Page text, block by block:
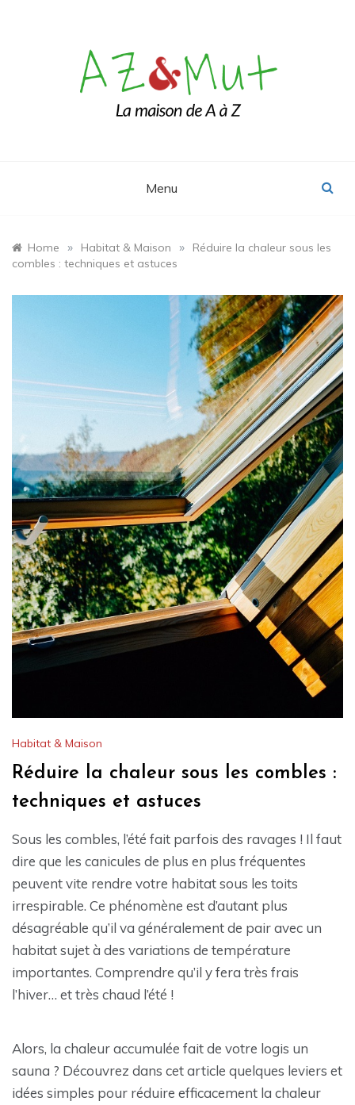
Menu
Home » Habitat & Maison »
Réduire la chaleur sous les
combles : techniques et astuces
Habitat & Maison
Réduire la chaleur sous les combles :
techniques et astuces
Sous les combles, l’été fait parfois des ravages ! Il faut
dire que les canicules de plus en plus fréquentes
peuvent vite rendre votre habitat sous les toits
irrespirable. Ce phénomène est d’autant plus
désagréable qu’il va généralement de pair avec un
habitat sujet à des variations de température
importantes. Comprendre qu’il y fera très frais
l’hiver… et très chaud l’été !
Alors, la chaleur accumulée fait de votre logis un
sauna ? Découvrez dans cet article quelques leviers et
idées simples pour réduire efficacement la chaleur